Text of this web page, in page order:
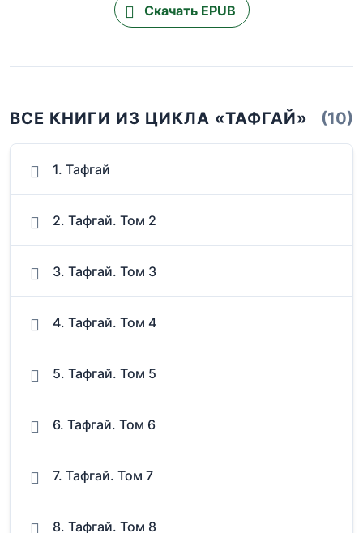
Скачать EPUB
ВСЕ КНИГИ ИЗ ЦИКЛА «ТАФГАЙ» (10)
1. Тафгай
2. Тафгай. Том 2
3. Тафгай. Том 3
4. Тафгай. Том 4
5. Тафгай. Том 5
6. Тафгай. Том 6
7. Тафгай. Том 7
8. Тафгай. Том 8